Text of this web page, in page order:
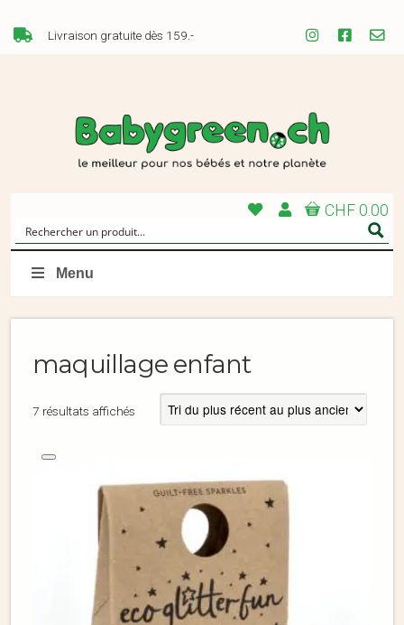
Livraison gratuite dès 159.-
CHF 0.00
Menu
maquillage enfant
7 résultats affichés